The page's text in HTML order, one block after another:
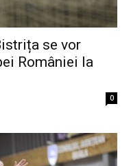
se vor
României la
0